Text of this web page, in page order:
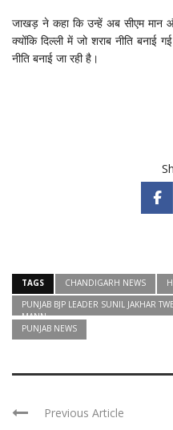
जाखड़ ने कहा कि उन्हें अब सीएम मान
क्योंकि दिल्ली में जो शराब नीति
नीति बनाई जा रही है।
TAGS CHANDIGARH NEWS
PUNJAB BJP LEADER SUNIL JAKHAR
MANN
PUNJAB NEWS
Previous Article